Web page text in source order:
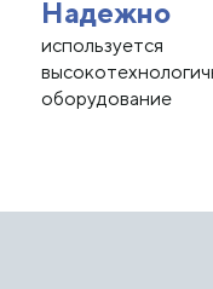
Надежно
используется
оборудование